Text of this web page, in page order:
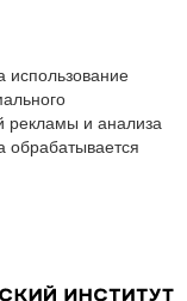
использование
рекламы и анализа
обрабатывается